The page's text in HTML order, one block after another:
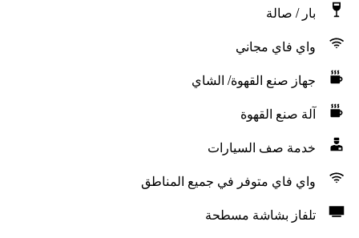
بار / صالة
واي فاي مجاني
جهاز صنع القهوة/ الشاي
آلة صنع القهوة
خدمة صف السيارات
واي فاي متوفر في جميع المناطق
تلفاز بشاشة مسطحة